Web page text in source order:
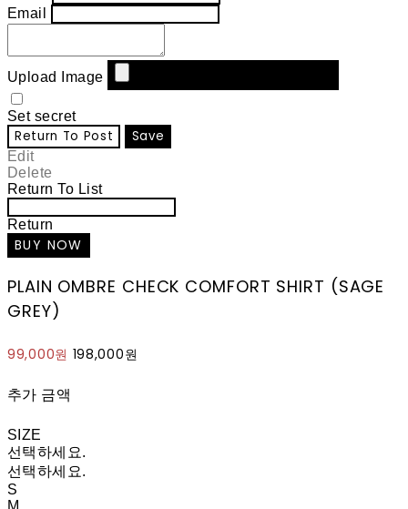
Email
Upload Image
Set secret
Return To Post Save
Edit
Delete
Return To List
Return
PLAIN OMBRE CHECK COMFORT SHIRT (SAGE
GREY)
99,000원 198,000원
추가 금액
SIZE
선택하세요.
선택하세요.
S
M